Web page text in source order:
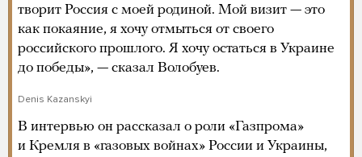
творит Россия с моей родиной. Мой визит — это
как покаяние, я хочу отмыться от своего
российского прошлого. Я хочу остаться в Украине
до победы», — сказал Волобуев.
Denis Kazanskyi
В интервью он рассказал о роли «Газпрома»
и Кремля в «газовых войнах» России и Украины,